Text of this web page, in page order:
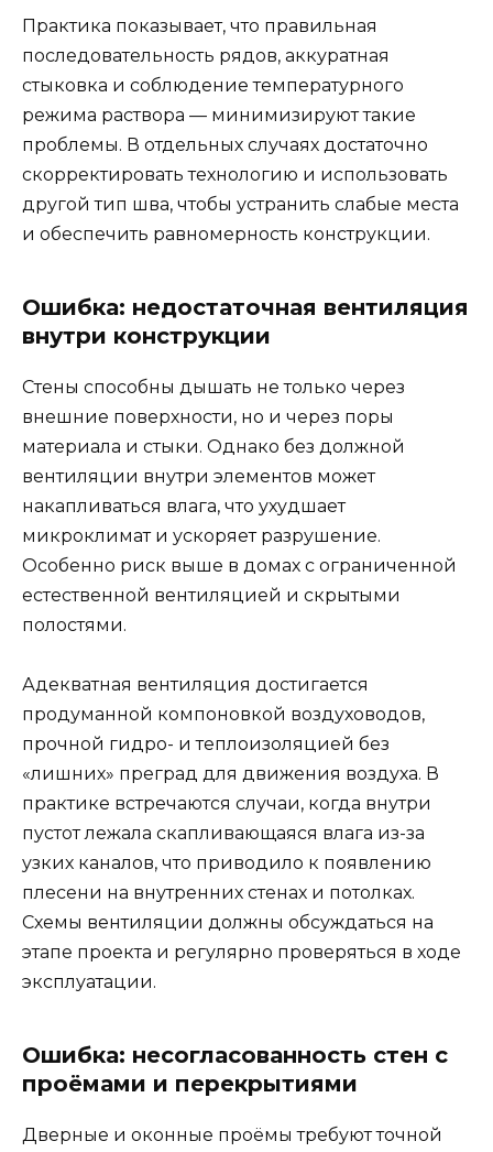
Практика показывает, что правильная
последовательность рядов, аккуратная
стыковка и соблюдение температурного
режима раствора — минимизируют такие
проблемы. В отдельных случаях достаточно
скорректировать технологию и использовать
другой тип шва, чтобы устранить слабые места
и обеспечить равномерность конструкции.
Ошибка: недостаточная вентиляция
внутри конструкции
Стены способны дышать не только через
внешние поверхности, но и через поры
материала и стыки. Однако без должной
вентиляции внутри элементов может
накапливаться влага, что ухудшает
микроклимат и ускоряет разрушение.
Особенно риск выше в домах с ограниченной
естественной вентиляцией и скрытыми
полостями.
Адекватная вентиляция достигается
продуманной компоновкой воздуховодов,
прочной гидро- и теплоизоляцией без
«лишних» преград для движения воздуха. В
практике встречаются случаи, когда внутри
пустот лежала скапливающаяся влага из-за
узких каналов, что приводило к появлению
плесени на внутренних стенах и потолках.
Схемы вентиляции должны обсуждаться на
этапе проекта и регулярно проверяться в ходе
эксплуатации.
Ошибка: несогласованность стен с
проёмами и перекрытиями
Дверные и оконные проёмы требуют точной